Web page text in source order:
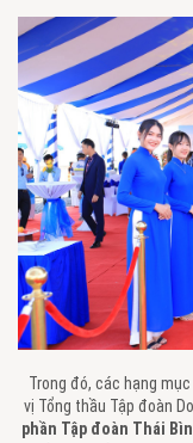
Trong đó, các hạng
vị Tổng thầu Tập đoàn
phần Tập đoàn Thái